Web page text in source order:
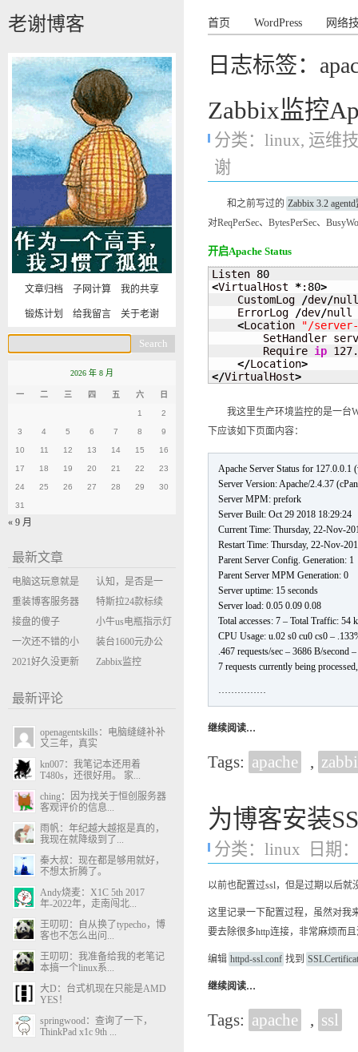
老谢博客 首页 WordPress 网络
日志标签：
Zabbix监控
分类： linux, 运维
谢
和之前写过的 Zabbix 3.2
对ReqPerSec、BytesPerSec、
开启Apache Status
Listen 80
<VirtualHost *: 80>
    CustomLog
/dev/null
    ErrorLog
/dev/null
<Location
"/
SetHandler
        Require
ip
</Location>
</VirtualHost>
我这里生产环境监控的是一台
下应该如下页面内容：
Apache Server Status for 127.0.0.1
Server Version: Apache/2.4.37
Server MPM: prefork
Server Built: Oct 29 2018 18:29:24
Current Time: Thursday, 22-Nov-
Restart Time: Thursday, 22-Nov-
Parent Server Config. Generation: 1
Parent Server MPM Generation: 0
Server uptime: 15 seconds
Server load: 0.05 0.09 0.08
Total accesses: 7 – Total Traffic: 54
CPU Usage: u.02 s0 cu0 cs0 –
.467 requests/sec – 3686 B/second
7 requests currently being
……………
继续阅读…
Tags: apache ,
为博客安装
分类： linux 日期
以前也配置过ssl，但是过期以后就
这里记录一下配置过程，虽然对我
要去除很多http连接，非常麻烦而
编辑 httpd-ssl.conf 找到
继续阅读…
Tags: apache , ssl
文章归档 子网计算 我的共享
锻炼计划 给我留言 关于老谢
2026 年 8 月
一 二 三 四 五 六 日
1 2
3 4 5 6 7 8 9
10 11 12 13 14 15 16
17 18 19 20 21 22 23
24 25 26 27 28 29 30
31
« 9 月
最新文章
电脑这玩意就是
缝缝补补的事
认知，是否是一
座大山？当架构
决策变成配置清
单比价
重装博客服务器
环境
特斯拉24款标续
Model Y 2万公里
使用体验
接盘的傻子
小牛us电瓶指示灯
闪三次不上电
一次还不错的小
米售后体验
装台1600元办公
主机
2021好久没更新
Zabbix监控
最新评论
openagentskills：电脑缝缝补补
又三年，真实
kn007：我笔记本还用着
T480s，还很好用。 家...
ching：因为找关于恒创服务器
客观评价的信息...
雨帆：年纪越大越抠是真的，
我现在就降级到了...
秦大叔：现在都是够用就好，
不想太折腾了。
Andy烧麦：X1C 5th 2017
年-2022年，走南闯北...
王叨叨：自从换了typecho，博
客也不怎么出问...
王叨叨：我准备给我的老笔记
本搞一个linux系...
大D：台式机现在只能是AMD
YES！
springwood：查询了一下，
ThinkPad x1c 9th ...